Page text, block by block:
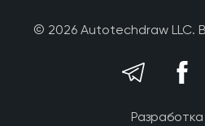
© 2026 Autotechdraw LLC.